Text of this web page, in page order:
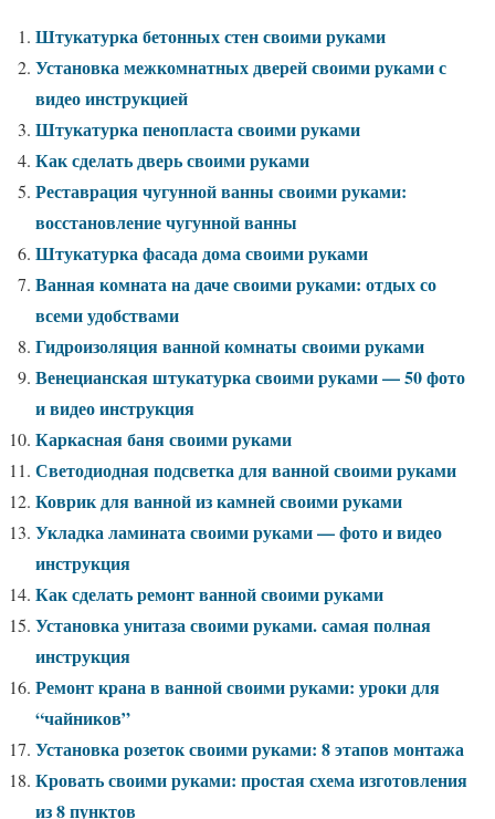
Штукатурка бетонных стен своими руками
Установка межкомнатных дверей своими руками с
видео инструкцией
Штукатурка пенопласта своими руками
Как сделать дверь своими руками
Реставрация чугунной ванны своими руками:
восстановление чугунной ванны
Штукатурка фасада дома своими руками
Ванная комната на даче своими руками: отдых со
всеми удобствами
Гидроизоляция ванной комнаты своими руками
Венецианская штукатурка своими руками — 50 фото
и видео инструкция
Каркасная баня своими руками
Светодиодная подсветка для ванной своими руками
Коврик для ванной из камней своими руками
Укладка ламината своими руками — фото и видео
инструкция
Как сделать ремонт ванной своими руками
Установка унитаза своими руками. самая полная
инструкция
Ремонт крана в ванной своими руками: уроки для
“чайников”
Установка розеток своими руками: 8 этапов монтажа
Кровать своими руками: простая схема изготовления
из 8 пунктов